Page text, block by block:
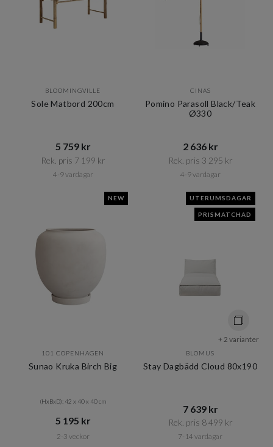
BLOOMINGVILLE
Sole Matbord 200cm
5 759 kr​​
Rek. pris 7 199 kr​​
4-9 vardagar
CINAS
Pomino Parasoll Black/Teak
Ø330
2 636 kr​​
Rek. pris 3 295 kr​​
4-9 vardagar
NEW
101 COPENHAGEN
Sunao Kruka Birch Big
(HxBxD): 42 x 40 x 40 cm
5 195 kr​​
2-3 veckor
UTERUMSDAGAR
PRISMATCHAD
+ 2 varianter
BLOMUS
Stay Dagbädd Cloud 80x190
7 639 kr​​
Rek. pris 8 499 kr​​
7-14 vardagar